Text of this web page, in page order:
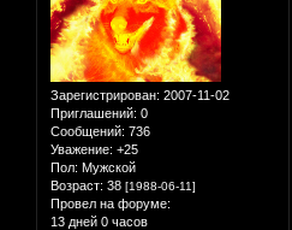
Зарегистрирован: 2007-11-02
Приглашений: 0
Сообщений: 736
Уважение: +25
Пол: Мужской
Возраст: 38 [1988-06-11]
Провел на форуме:
13 дней 0 часов